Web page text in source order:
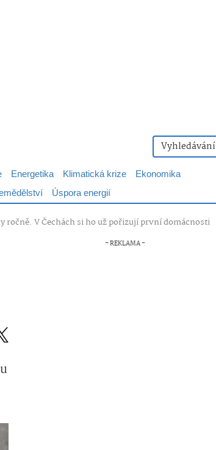
Vyhledávání
Energetika Klimatická krize
Ekonomika
Úspora energií
V Čechách si ho už pořizují první domácnosti